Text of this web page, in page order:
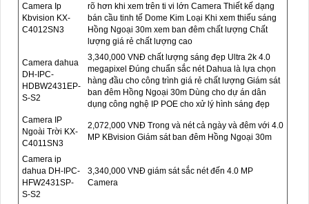
Camera Ip
Kbvision KX-
C4012SN3
rõ hơn khi xem trên ti vi lớn Camera Thiết kế dạng
bán cầu tinh tế Dome Kim Loại Khi xem thiếu sáng
Hồng Ngoại 30m xem ban đêm chất lượng Chất
lượng giá rẻ chất lượng cao
Camera dahua
DH-IPC-
HDBW2431EP-
S-S2
3,340,000 VNĐ chất lượng sáng đẹp Ultra 2k 4.0
megapixel Đúng chuẩn sắc nét Dahua là lựa chọn
hàng đầu cho công trình giá rẻ chất lượng Giám sát
ban đêm Hồng Ngoại 30m Dùng cho dự án dân
dụng công nghệ IP POE cho xử lý hình sáng đẹp
Camera IP
Ngoài Trời KX-
C4011SN3
2,072,000 VNĐ Trong và nét cả ngày và đêm với 4.0
MP KBvision Giám sát ban đêm Hồng Ngoại 30m
Camera ip
dahua DH-IPC-
HFW2431SP-
S-S2
3,340,000 VNĐ giám sát sắc nét đến 4.0 MP
Camera